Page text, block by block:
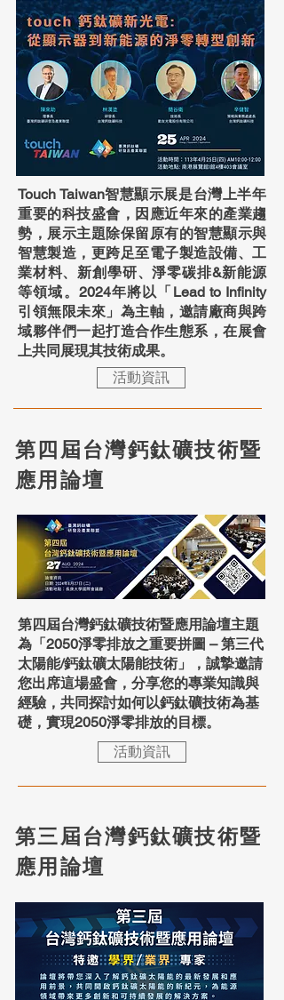
Touch Taiwan智慧顯示展是台灣上半年
重要的科技盛會，因應近年來的產業趨
勢，展示主題除保留原有的智慧顯示與
智慧製造，更跨足至電子製造設備、工
業材料、新創學研、淨零碳排&新能源
等領域。2024年將以「Lead to Infinity
引領無限未來」為主軸，邀請廠商與跨
域夥伴們一起打造合作生態系，在展會
上共同展現其技術成果。
活動資訊
第四屆台灣鈣鈦礦技術暨
應用論壇
第四屆台灣鈣鈦礦技術暨應用論壇主題
為「2050淨零排放之重要拼圖 – 第三代
太陽能/鈣鈦礦太陽能技術」，誠摯邀請
您出席這場盛會，分享您的專業知識與
經驗，共同探討如何以鈣鈦礦技術為基
礎，實現2050淨零排放的目標。
活動資訊
第三屆台灣鈣鈦礦技術暨
應用論壇